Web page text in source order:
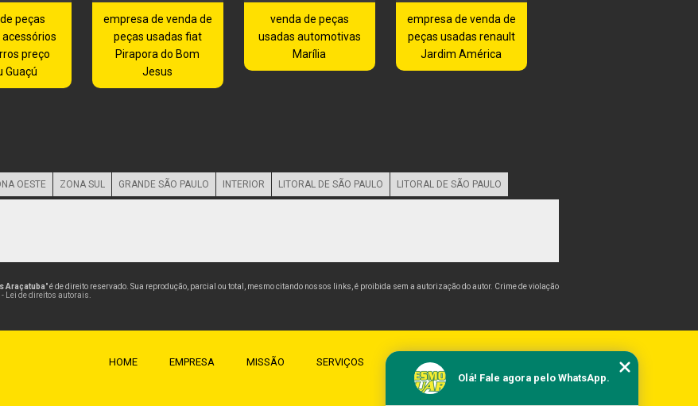
peças
preço
Guaçú
empresa de venda de
peças usadas fiat
Pirapora do Bom
Jesus
venda de peças
usadas automotivas
Marília
empresa de venda de
peças usadas renault
Jardim América
OESTE ZONA SUL GRANDE SÃO PAULO INTERIOR LITORAL DE SÃO PAULO LITORAL DE SÃO PAULO
Araçatuba" é de direito reservado. Sua reprodução, parcial ou total, mesmo citando nossos links, é proibida sem a autorização do autor. Crime de violação
- Lei de direitos autorais
HOME EMPRESA MISSÃO SERVIÇOS CONTATO
Olá! Fale agora pelo WhatsApp.